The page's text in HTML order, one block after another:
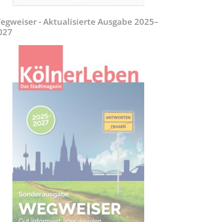
- Aktualisierte Ausgabe 2025–